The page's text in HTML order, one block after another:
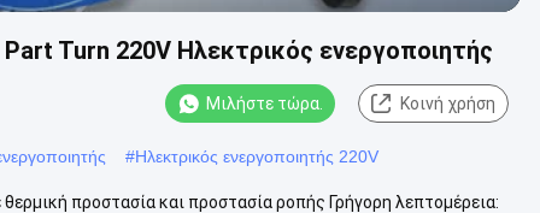
Turn 220V Ηλεκτρικός ενεργοποιητής
Μιλήστε τώρα. Κοινή χρήση
#Ηλεκτρικός ενεργοποιητής 220V
προστασία και προστασία ροπής Γρήγορη λεπτομέρεια: